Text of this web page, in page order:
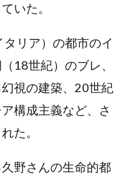
いた。
リア）の都市のイ
18世紀）のブレ、
視の建築、20世紀
構成主義など、さ
た。
野さんの生命的都